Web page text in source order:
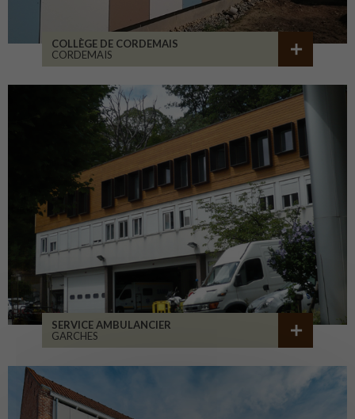
COLLÈGE DE CORDEMAIS
CORDEMAIS
SERVICE AMBULANCIER
GARCHES